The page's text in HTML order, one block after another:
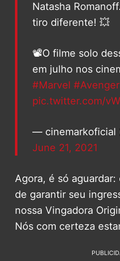
Natasha
tiro diferente! 💥
📽O filme solo
em julho nos
#Marvel
pic.twitter.com/
— cinemarkoficial
June 21, 2021
Agora, é só
de garantir seu
nossa Vingadora
Nós com certeza